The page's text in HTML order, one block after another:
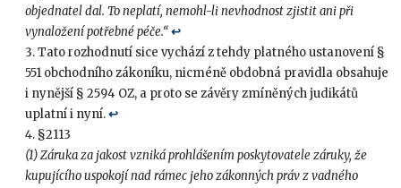
objednatel dal. To neplatí, nemohl-li nevhodnost zjistit ani při
vynaložení potřebné péče.“ ↩︎
Tato rozhodnutí sice vychází z tehdy platného ustanovení §
551 obchodního zákoníku, nicméně obdobná pravidla obsahuje
i nynější § 2594 OZ, a proto se závěry zmíněných judikátů
uplatní i nyní.↩︎
§2113
(1) Záruka za jakost vzniká prohlášením poskytovatele záruky, že
kupujícího uspokojí nad rámec jeho zákonných práv z vadného